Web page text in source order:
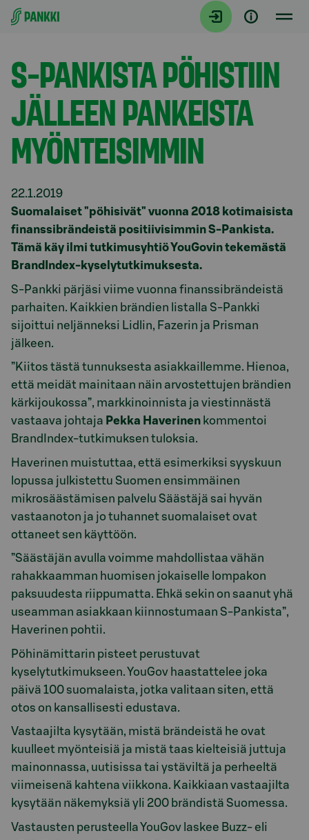
Siirry suoraan sisältöön
Tiedotteet
S-PANKISTA PÖHISTIIN
JÄLLEEN PANKEISTA
MYÖNTEISIMMIN
22.1.2019
Suomalaiset "pöhisivät" vuonna 2018 kotimaisista
finanssibrändeistä positiivisimmin S-Pankista.
Tämä käy ilmi tutkimusyhtiö YouGovin tekemästä
BrandIndex-kyselytutkimuksesta.
S-Pankki pärjäsi viime vuonna finanssibrändeistä
parhaiten. Kaikkien brändien listalla S-Pankki
sijoittui neljänneksi Lidlin, Fazerin ja Prisman
jälkeen.
”Kiitos tästä tunnuksesta asiakkaillemme. Hienoa,
että meidät mainitaan näin arvostettujen brändien
kärkijoukossa”, markkinoinnista ja viestinnästä
vastaava johtaja Pekka Haverinen kommentoi
BrandIndex-tutkimuksen tuloksia.
Haverinen muistuttaa, että esimerkiksi syyskuun
lopussa julkistettu Suomen ensimmäinen
mikrosäästämisen palvelu Säästäjä sai hyvän
vastaanoton ja jo tuhannet suomalaiset ovat
ottaneet sen käyttöön.
”Säästäjän avulla voimme mahdollistaa vähän
rahakkaamman huomisen jokaiselle lompakon
paksuudesta riippumatta. Ehkä sekin on saanut yhä
useamman asiakkaan kiinnostumaan S-Pankista”,
Haverinen pohtii.
Pöhinämittarin pisteet perustuvat
kyselytutkimukseen. YouGov haastattelee joka
päivä 100 suomalaista, jotka valitaan siten, että
otos on kansallisesti edustava.
Vastaajilta kysytään, mistä brändeistä he ovat
kuulleet myönteisiä ja mistä taas kielteisiä juttuja
mainonnassa, uutisissa tai ystäviltä ja perheeltä
viimeisenä kahtena viikkona. Kaikkiaan vastaajilta
kysytään näkemyksiä yli 200 brändistä Suomessa.
Vastausten perusteella YouGov laskee Buzz- eli